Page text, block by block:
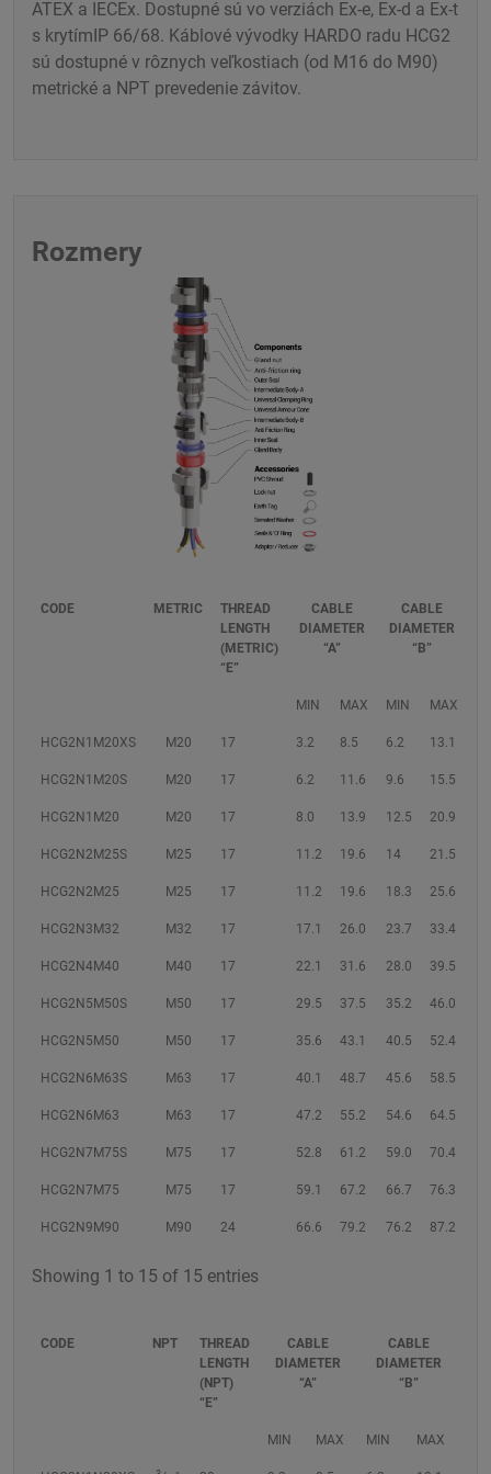
ATEX a IECEx. Dostupné sú vo verziách Ex-e, Ex-d a Ex-t
s krytímIP 66/68. Káblové vývodky HARDO radu HCG2
sú dostupné v rôznych veľkostiach (od M16 do M90)
metrické a NPT prevedenie závitov.
Rozmery
CODE METRIC
THREAD
LENGTH
(METRIC)
“E”
CABLE
DIAMETER
“A”
CABLE
DIAMETER
“B”
MIN MAX MIN MAX
HCG2N1M20XS M20 17 3.2 8.5 6.2 13.1
HCG2N1M20S M20 17 6.2 11.6 9.6 15.5
HCG2N1M20 M20 17 8.0 13.9 12.5 20.9
HCG2N2M25S M25 17 11.2 19.6 14 21.5
HCG2N2M25 M25 17 11.2 19.6 18.3 25.6
HCG2N3M32 M32 17 17.1 26.0 23.7 33.4
HCG2N4M40 M40 17 22.1 31.6 28.0 39.5
HCG2N5M50S M50 17 29.5 37.5 35.2 46.0
HCG2N5M50 M50 17 35.6 43.1 40.5 52.4
HCG2N6M63S M63 17 40.1 48.7 45.6 58.5
HCG2N6M63 M63 17 47.2 55.2 54.6 64.5
HCG2N7M75S M75 17 52.8 61.2 59.0 70.4
HCG2N7M75 M75 17 59.1 67.2 66.7 76.3
HCG2N9M90 M90 24 66.6 79.2 76.2 87.2
Showing 1 to 15 of 15 entries
CODE NPT
THREAD
LENGTH
(NPT)
“E”
CABLE
DIAMETER
“A”
CABLE
DIAMETER
“B”
MIN MAX MIN MAX